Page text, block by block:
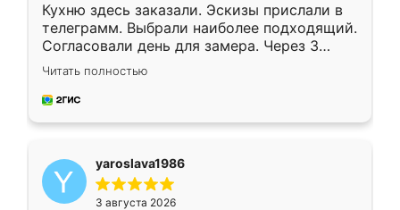
Кухню здесь заказали. Эскизы прислали в
телеграмм. Выбрали наиболее подходящий.
Согласовали день для замера. Через 3
недели кухня была уже готова. Остались
довольны работой. Спасибо Ренессанс
мебель за качественную работу!
Читать полностью
yaroslava1986
3 августа 2026